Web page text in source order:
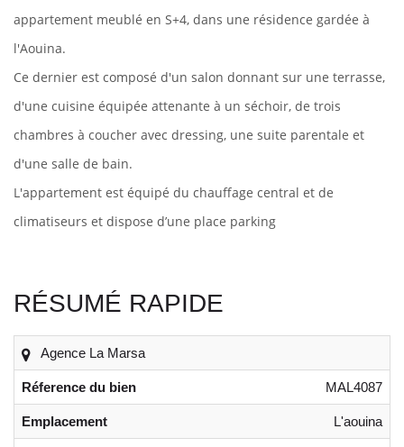
appartement meublé en S+4, dans une résidence gardée à
l'Aouina.
Ce dernier est composé d'un salon donnant sur une terrasse,
d'une cuisine équipée attenante à un séchoir, de trois
chambres à coucher avec dressing, une suite parentale et
d'une salle de bain.
L'appartement est équipé du chauffage central et de
climatiseurs et dispose d’une place parking
RÉSUMÉ RAPIDE
Agence La Marsa
Réference du bien MAL4087
Emplacement L'aouina